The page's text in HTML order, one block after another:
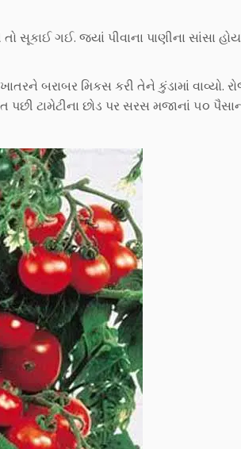
ગઈ. જ્યાં પીવાના પાણીના સાંસા હોય
બરાબર મિકસ કરી તેને કુંડામાં વાવ્યો.
ટામેટીના છોડ પર સરસ મજાનાં ૫૦